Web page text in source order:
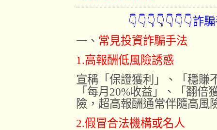
👇👇👇👇👇👇👇詐騙手
一、 常見投資詐騙手法
1.高報酬低風險誘惑
宣稱「保證獲利」、「穩賺
「每月20%收益」、「翻
險，超高報酬通常伴隨高風
2.假冒合法機構或名人